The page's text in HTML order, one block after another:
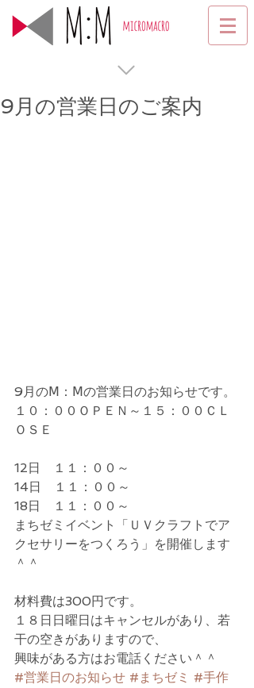
9月の営業日のご案内
9月のⅯ：Ⅿの営業日のお知らせです。
１０：００ＯＰＥＮ～１５：００ＣＬ
ＯＳＥ
12日　１１：００～
14日　１１：００～
18日　１１：００～
まちゼミイベント「ＵＶクラフトでア
クセサリーをつくろう」を開催します
＾＾
材料費は300円です。
１８日日曜日はキャンセルがあり、若
干の空きがありますので、
興味がある方はお電話ください＾＾
#営業日のお知らせ #まちゼミ #手作